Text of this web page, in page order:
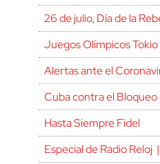
26 de julio, Día de la
Juegos Olímpicos
Alertas ante el
Cuba contra el Bloqueo
Hasta Siempre Fidel
Especial de Radio